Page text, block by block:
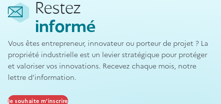
Restez
informé
Vous êtes entrepreneur, innovateur ou porteur de projet ? La
propriété industrielle est un levier stratégique pour protéger
et valoriser vos innovations. Recevez chaque mois, notre
lettre d’information.
Je souhaite m’inscrire